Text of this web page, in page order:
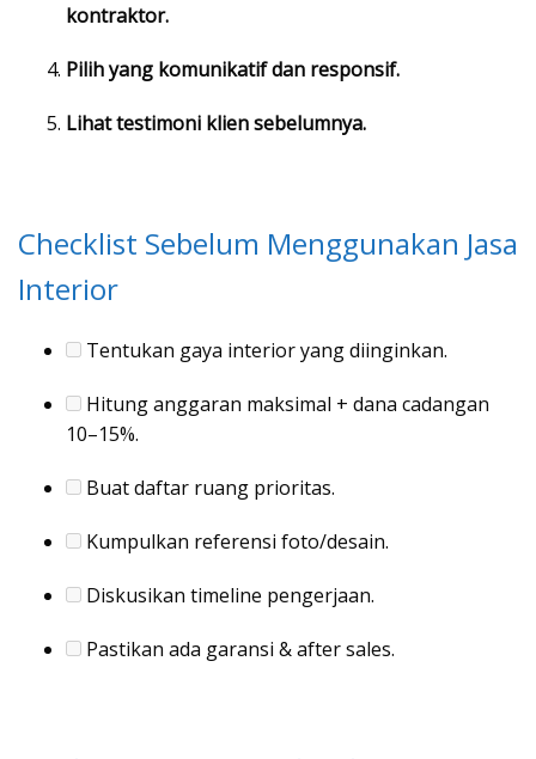
kontraktor.
Pilih yang komunikatif dan responsif.
Lihat testimoni klien sebelumnya.
Checklist Sebelum Menggunakan Jasa
Interior
Tentukan gaya interior yang diinginkan.
Hitung anggaran maksimal + dana cadangan
10–15%.
Buat daftar ruang prioritas.
Kumpulkan referensi foto/desain.
Diskusikan timeline pengerjaan.
Pastikan ada garansi & after sales.